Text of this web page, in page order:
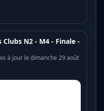
Clubs N2 - M4 - Finale -
à jour le dimanche 29 août